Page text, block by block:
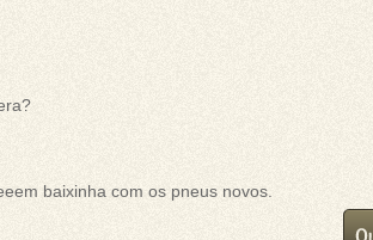
baixinha com os pneus novos.